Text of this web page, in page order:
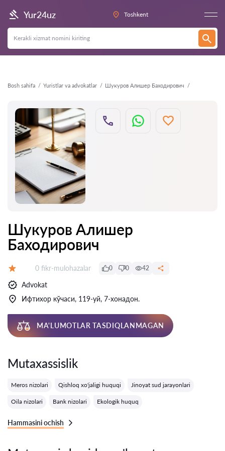
Yur24uz Toshkent
Bosh sahifa Yuristlar va advokatlar Шукуров Алишер Баходирович
Orqaga
Шукуров Алишер
Баходирович
Fikrlar:
0 fikr-mulohazalar 0 0 42
Advokat
Ифтихор кўчаси, 119-уй, 7-хонадон.
MA'LUMOTLAR TASDIQLANMAGAN
Mutaxassislik
Meros nizolari Qishloq xo'jaligi huquqi Jinoyat sud jarayonlari
Oila nizolari Bank nizolari Ekologik huquq
Hammasini ochish